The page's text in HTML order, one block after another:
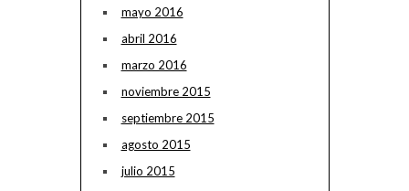
mayo 2016
abril 2016
marzo 2016
noviembre 2015
septiembre 2015
agosto 2015
julio 2015